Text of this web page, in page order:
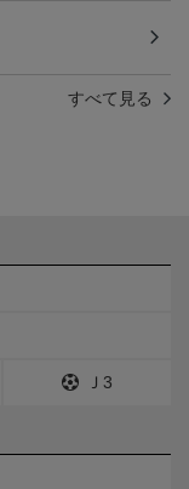
すべて見る
Ｊ3